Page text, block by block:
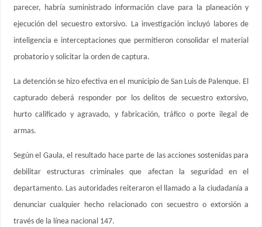
parecer, habría suministrado información clave para la planeación y
ejecución del secuestro extorsivo. La investigación incluyó labores de
inteligencia e interceptaciones que permitieron consolidar el material
probatorio y solicitar la orden de captura.
La detención se hizo efectiva en el municipio de San Luis de Palenque. El
capturado deberá responder por los delitos de secuestro extorsivo,
hurto calificado y agravado, y fabricación, tráfico o porte ilegal de
armas.
Según el Gaula, el resultado hace parte de las acciones sostenidas para
debilitar estructuras criminales que afectan la seguridad en el
departamento. Las autoridades reiteraron el llamado a la ciudadanía a
denunciar cualquier hecho relacionado con secuestro o extorsión a
través de la línea nacional 147.